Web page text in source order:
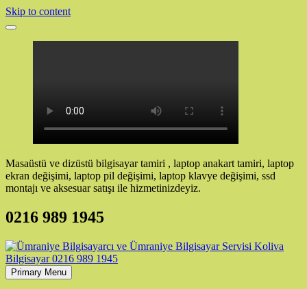
Skip to content
Masaüstü ve dizüstü bilgisayar tamiri , laptop anakart tamiri, laptop
ekran değişimi, laptop pil değişimi, laptop klavye değişimi, ssd
montajı ve aksesuar satışı ile hizmetinizdeyiz.
0216 989 1945
Primary Menu